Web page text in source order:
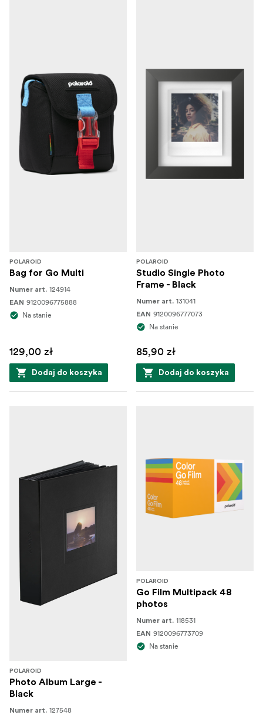
POLAROID
Bag for Go Multi
Numer art. 124914
EAN 9120096775888
Na stanie
129,00 zł
Dodaj do koszyka
POLAROID
Studio Single Photo
Frame - Black
Numer art. 131041
EAN 9120096777073
Na stanie
85,90 zł
Dodaj do koszyka
POLAROID
Photo Album Large -
Black
Numer art. 127548
POLAROID
Go Film Multipack 48
photos
Numer art. 118531
EAN 9120096773709
Na stanie